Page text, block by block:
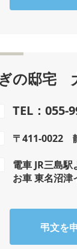
の邸宅
TEL：055-
〒411-0022
電車 JR三島
お車 東名沼津
弔文を